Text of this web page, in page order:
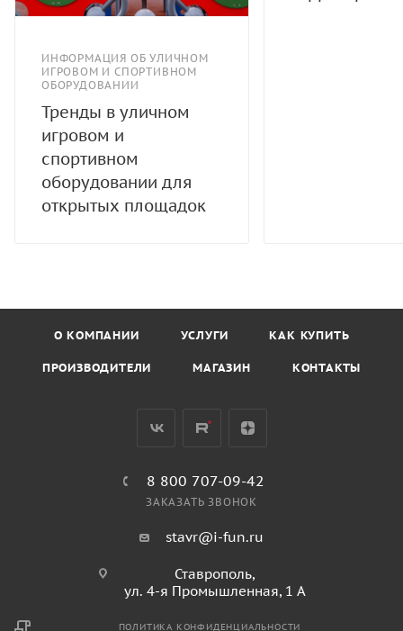
ИНФОРМАЦИЯ ОБ УЛИЧНОМ
ИГРОВОМ И СПОРТИВНОМ
ОБОРУДОВАНИИ
Тренды в уличном
игровом и
спортивном
оборудовании для
открытых площадок
О КОМПАНИИ УСЛУГИ КАК КУПИТЬ
ПРОИЗВОДИТЕЛИ МАГАЗИН КОНТАКТЫ
8 800 707-09-42
ЗАКАЗАТЬ ЗВОНОК
stavr@i-fun.ru
Ставрополь,
ул. 4-я Промышленная, 1 А
ПОЛИТИКА КОНФИДЕНЦИАЛЬНОСТИ